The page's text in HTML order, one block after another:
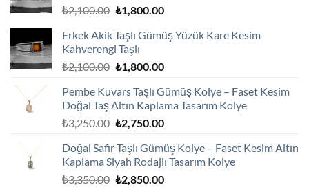
₺2,100.00 Orijinal
₺2,100.00.
₺1,800.00Şu
fiyat:
Erkek Akik Taşlı Gümüş Yüzük Kare Kesim
Kahverengi Taşlı
₺2,100.00 Orijinal
₺2,100.00.
₺1,800.00Şu
fiyat:
₺1,800.00.
Pembe Kuvars Taşlı Gümüş Kolye – Faset Kesim
Doğal Taş Altın Kaplama Tasarım Kolye
₺3,250.00 Orijinal
₺3,250.00.
₺2,750.00Şu
fiyat:
₺2,750.00.
Doğal Safir Taşlı Gümüş Kolye – Faset Kesim Altın
Kaplama Siyah Rodajlı Tasarım Kolye
₺3,350.00 Orijinal
₺2,850.00Şu